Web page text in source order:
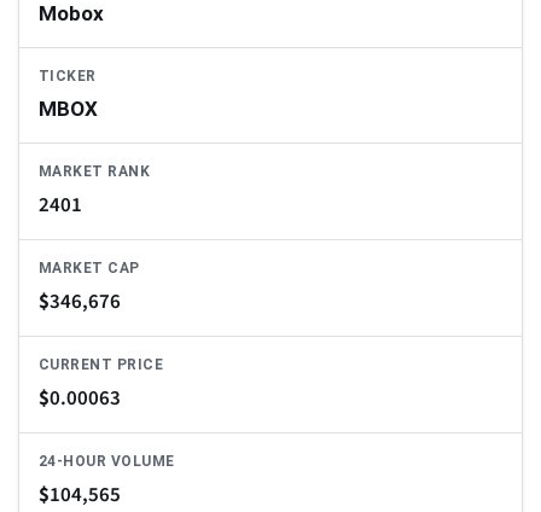
Mobox
TICKER
MBOX
MARKET RANK
2401
MARKET CAP
$346,676
CURRENT PRICE
$0.00063
24-HOUR VOLUME
$104,565